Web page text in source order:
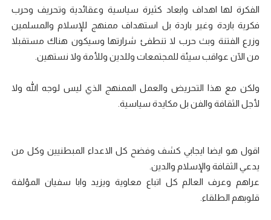
الفكرة لها اهداف وابعاد كثيرة سياسية وعقائدية وتحريف وحرب
فكرية باردة وغير باردة بل استهداف ممنهج للإسلام والمسلمين
وزرع الفتنة وبث حرب لا تنطفئ شرارتها وسيكون هناك مستقبلا
من الآن عواقب سيئة للمجتمعات وللدين وللأمة ولا نستهين.
ولكن مع هذا التحريض والعمل الممنهج الذي ليس لوجه الله ولا
لأجل الثقافة والفن بل مكايدة سياسية.
اقول هو ايضا ايجابي كشف وفضح كل الاعداء المبطنيين وكل من
يدعي الثقافة والإسلام والدين.
عراهم وعرف العالم كل اتباع معاوية ويزيد وابا سفيان المؤلفة
قلوبهم الطلقاء.